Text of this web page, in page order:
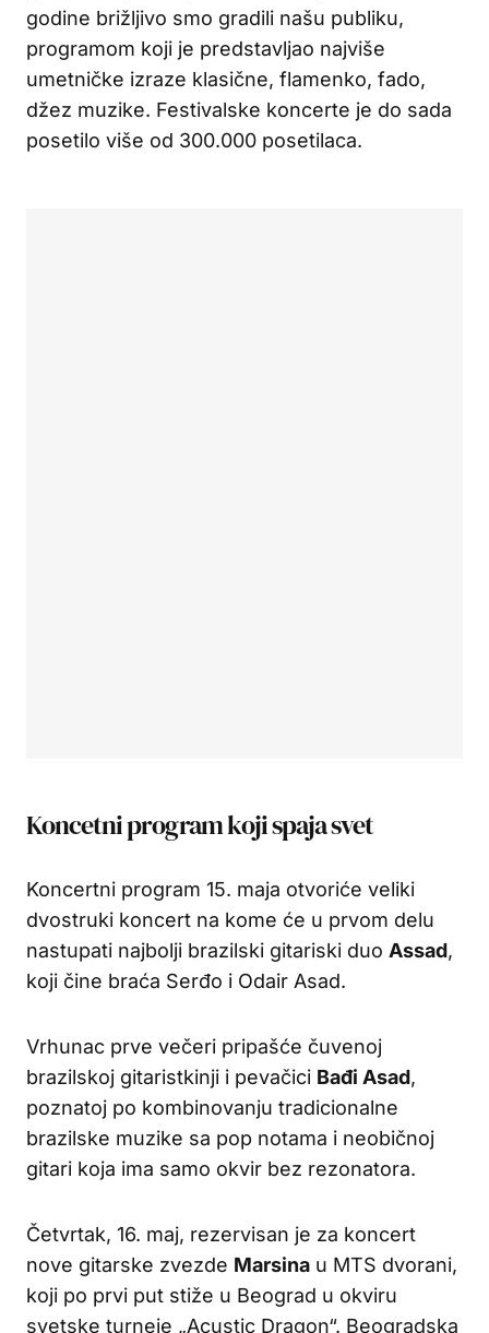
godine brižljivo smo gradili našu publiku,
programom koji je predstavljao najviše
umetničke izraze klasične, flamenko, fado,
džez muzike. Festivalske koncerte je do sada
posetilo više od 300.000 posetilaca.
Koncetni program koji spaja svet
Koncertni program 15. maja otvoriće veliki
dvostruki koncert na kome će u prvom delu
nastupati najbolji brazilski gitariski duo Assad,
koji čine braća Serđo i Odair Asad.
Vrhunac prve večeri pripašće čuvenoj
brazilskoj gitaristkinji i pevačici Bađi Asad,
poznatoj po kombinovanju tradicionalne
brazilske muzike sa pop notama i neobičnoj
gitari koja ima samo okvir bez rezonatora.
Četvrtak, 16. maj, rezervisan je za koncert
nove gitarske zvezde Marsina u MTS dvorani,
koji po prvi put stiže u Beograd u okviru
svetske turneje „Acustic Dragon“. Beogradska